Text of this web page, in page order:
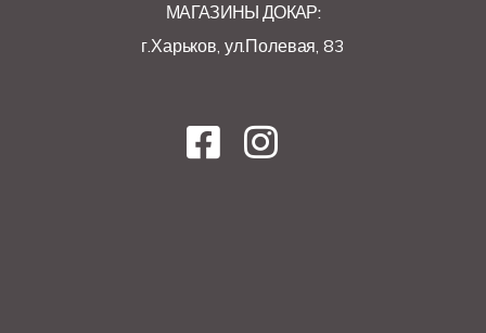
МАГАЗИНЫ ДОКАР:
г.Харьков, ул.Полевая, 83